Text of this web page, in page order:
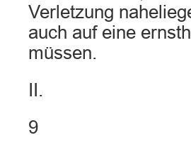
Verletzung
auch auf eine
müssen.
II.
9